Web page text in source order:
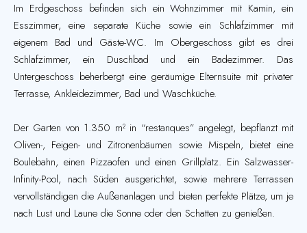
Im Erdgeschoss befinden sich ein Wohnzimmer mit Kamin, ein
Esszimmer, eine separate Küche sowie ein Schlafzimmer mit
eigenem Bad und Gäste-WC. Im Obergeschoss gibt es drei
Schlafzimmer, ein Duschbad und ein Badezimmer. Das
Untergeschoss beherbergt eine geräumige Elternsuite mit privater
Terrasse, Ankleidezimmer, Bad und Waschküche.
Der Garten von 1.350 m² in “restanques” angelegt, bepflanzt mit
Oliven-, Feigen- und Zitronenbäumen sowie Mispeln, bietet eine
Boulebahn, einen Pizzaofen und einen Grillplatz. Ein Salzwasser-
Infinity-Pool, nach Süden ausgerichtet, sowie mehrere Terrassen
vervollständigen die Außenanlagen und bieten perfekte Plätze, um je
nach Lust und Laune die Sonne oder den Schatten zu genießen.